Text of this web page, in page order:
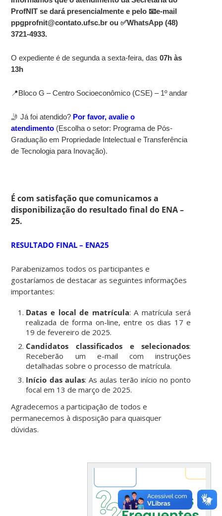
ProfNIT se dará presencialmente e pelo 📧e-mail
ppgprofnit@contato.ufsc.br ou ✅WhatsApp (48)
3721-4933.
O expediente é de segunda a sexta-feira, das07h às
13h
📍Bloco G – Centro Socioeconômico (CSE) – 1º andar
🤳Já foi atendido? Por favor, avalie o
atendimento (Escolha o setor: Programa de Pós-
Graduação em Propriedade Intelectual e Transferência
de Tecnologia para Inovação).
É com satisfação que comunicamos a
disponibilização do resultado final do ENA –
25.
RESULTADO FINAL – ENA25
Parabenizamos todos os participantes e
gostaríamos de destacar as seguintes informações
importantes:
Datas e local de matrícula: A matrícula será
realizada de forma on-line, entre os dias 17 e
19 de fevereiro de 2025.
Candidatos classificados e selecionados:
Receberão um e-mail com instruções
detalhadas sobre o processo de matrícula.
Início das aulas: As aulas terão início no ponto
focal em 13 de março de 2025.
Agradecemos a participação de todos e
permanecemos à disposição para quaisquer
dúvidas.